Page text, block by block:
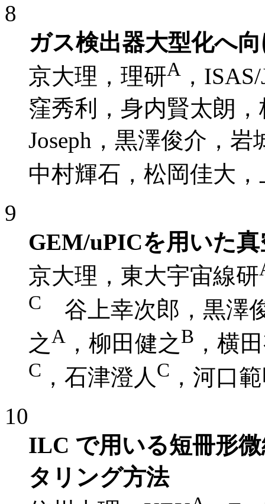
8
ガス検出器大型化へ
京大理，理研A ，
窪秀利，身内賢太朗
Joseph，黒澤俊介，
中村輝石，松岡佳大
9
GEM/uPICを用いた
京大理，東大宇宙線研
C
谷上幸次郎，黒澤
之A ，柳田健之B ，横
C ，石津澄人 C ，河口
10
ILC で用いる短冊形
タリング方法